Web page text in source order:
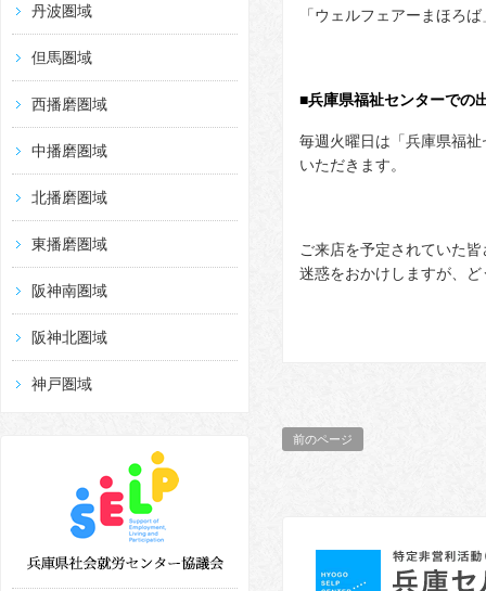
「ウェルフェアーまほろ
■兵庫県福祉センターでの
毎週火曜日は「兵庫県福
いただきます。
ご来店を予定されていた
迷惑をおかけしますが、
前のページ
丹波圏域
但馬圏域
西播磨圏域
中播磨圏域
北播磨圏域
東播磨圏域
阪神南圏域
阪神北圏域
神戸圏域